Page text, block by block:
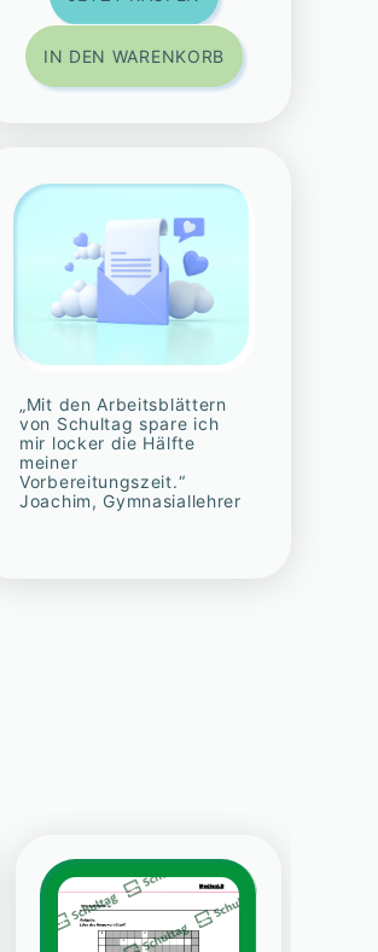
IN DEN WARENKORB
„Mit den Arbeitsblättern
von Schultag spare ich
mir locker die Hälfte
meiner
Vorbereitungszeit.“
Joachim, Gymnasiallehrer